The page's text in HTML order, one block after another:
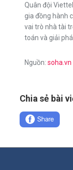
Quân đội
gia đồng hành
vai trò nhà tài
toán và giải
Nguồn: soha.vn
Chia sẻ bài